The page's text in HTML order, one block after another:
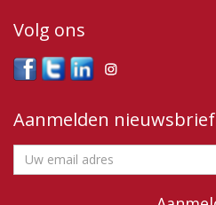
Volg ons
Aanmelden nieuwsbrief